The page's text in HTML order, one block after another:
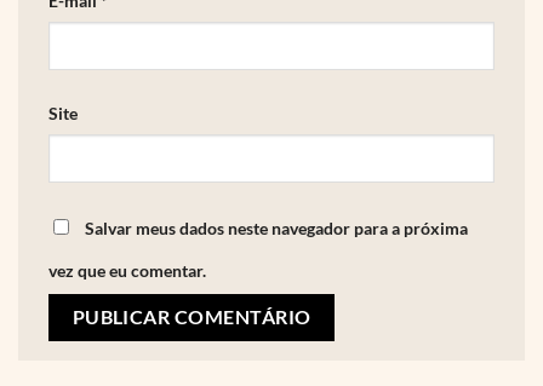
Site
Salvar meus dados neste navegador para a próxima
vez que eu comentar.